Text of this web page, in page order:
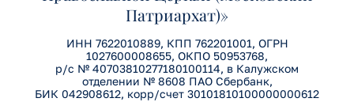
Патриархат)»
ИНН 7622010889, КПП 762201001, ОГРН
1027600008655, ОКПО 50953768,
р/с № 40703810277180100114, в Калужском
отделении № 8608 ПАО Сбербанк,
БИК 042908612, корр/счет 30101810100000000612